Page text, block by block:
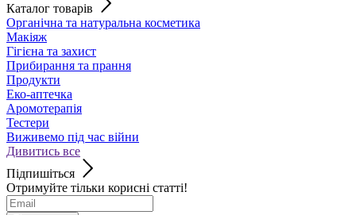
Каталог товарів
Органічна та натуральна косметика
Макіяж
Гігієна та захист
Прибирання та прання
Продукти
Еко-аптечка
Аромотерапія
Тестери
Виживемо під час війни
Дивитись все
Підпишіться
Отримуйте тільки корисні статті!